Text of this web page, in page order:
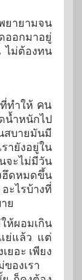
ยายามจน
อกมาอยู่
ไม่ต้องทน
ทำให้ คน
น้ำหนักไป
บายมันมี
ายังอยู่ใน
จะไม่มีวัน
ฮึดหมดขึ้น
ะไรบ้างที่
ย
ผอมเกิน
ย่แล้ว แต่
ยอะ เพียง
ของเรา